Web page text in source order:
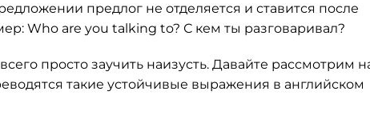
предлог не отделяется и ставится после
Who are you talking to? С кем ты разговаривал?
просто заучить наизусть. Давайте рассмотрим
такие устойчивые выражения в английском